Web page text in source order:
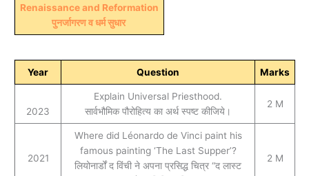
Renaissance and Reformation
पुनर्जागरण व धर्म सुधार
Year Question Marks
2023
Explain Universal Priesthood.
सार्वभौमिक पौरोहित्य का अर्थ स्पष्ट कीजिये।
2 M
2021
Where did Léonardo de Vinci paint his
famous painting ‘The Last Supper’?
लियोनार्डों द विंची ने अपना प्रसिद्ध चित्र “द लास्ट
2 M